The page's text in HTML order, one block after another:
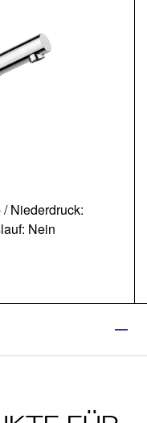
/ Niederdruck:
Nein